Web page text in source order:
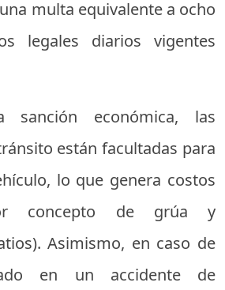
multa equivalente a ocho
legales diarios vigentes
sanción económica, las
están facultadas para
lo que genera costos
concepto de grúa y
Asimismo, en caso de
en un accidente de